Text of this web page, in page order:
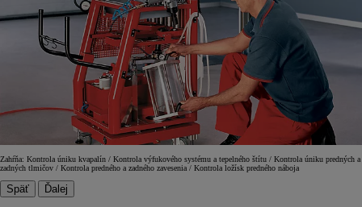
Zahŕňa: Kontrola úniku kvapalín / Kontrola výfukového systému a tepelného štítu / Kontrola úniku predných a
zadných tlmičov / Kontrola predného a zadného zavesenia / Kontrola ložísk predného náboja
Späť Ďalej